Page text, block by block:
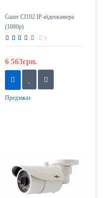
Gazer CI102 IP-відеокамера
(1080p)
1
6 563грн.
Предзаказ